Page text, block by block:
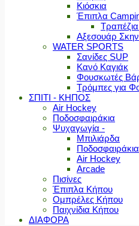
Κιόσκια
Έπιπλα
Αξεσουάρ
WATER SPORTS
Σανίδες SUP
Κανό Καγιάκ
Φουσκωτές
Τρόμπες για
ΣΠΙΤΙ - ΚΗΠΟΣ
Air Hockey
Ποδοσφαιράκια
Ψυχαγωγία -
Μπιλιάρδα
Ποδοσφαιράκια
Air Hockey
Arcade
Πισίνες
Έπιπλα Κήπου
Ομπρέλες Κήπου
Παιχνίδια Κήπου
ΔΙΑΦΟΡΑ